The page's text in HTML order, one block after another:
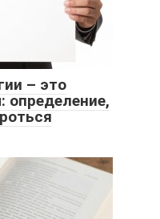
– это
определение,